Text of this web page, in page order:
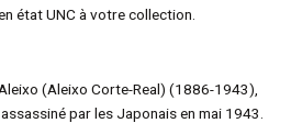
état UNC à votre collection.
(Aleixo Corte-Real) (1886-1943),
par les Japonais en mai 1943.